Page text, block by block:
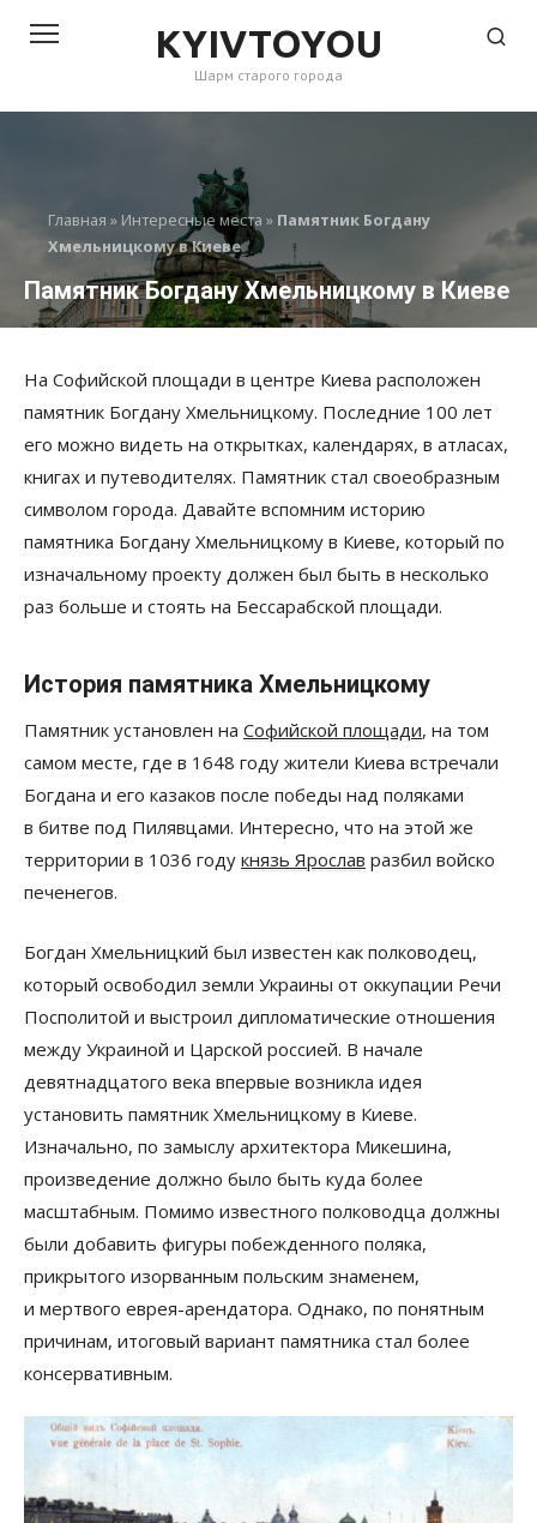
KYIVTOYOU
Шарм старого города
Главная »Интересные места » Памятник Богдану
Хмельницкому в Киеве
Памятник Богдану Хмельницкому в Киеве
На Софийской площади в центре Киева расположен
памятник Богдану Хмельницкому. Последние 100 лет
его можно видеть на открытках, календарях, в атласах,
книгах и путеводителях. Памятник стал своеобразным
символом города. Давайте вспомним историю
памятника Богдану Хмельницкому в Киеве, который по
изначальному проекту должен был быть в несколько
раз больше и стоять на Бессарабской площади.
История памятника Хмельницкому
Памятник установлен на Софийской площади, на том
самом месте, где в 1648 году жители Киева встречали
Богдана и его казаков после победы над поляками
в битве под Пилявцами. Интересно, что на этой же
территории в 1036 году князь Ярослав разбил войско
печенегов.
Богдан Хмельницкий был известен как полководец,
который освободил земли Украины от оккупации Речи
Посполитой и выстроил дипломатические отношения
между Украиной и Царской россией. В начале
девятнадцатого века впервые возникла идея
установить памятник Хмельницкому в Киеве.
Изначально, по замыслу архитектора Микешина,
произведение должно было быть куда более
масштабным. Помимо известного полководца должны
были добавить фигуры побежденного поляка,
прикрытого изорванным польским знаменем,
и мертвого еврея-арендатора. Однако, по понятным
причинам, итоговый вариант памятника стал более
консервативным.